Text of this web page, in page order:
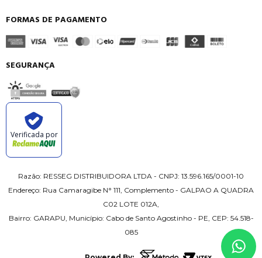
FORMAS DE PAGAMENTO
SEGURANÇA
Verificada por
Razão: RESSEG DISTRIBUIDORA LTDA - CNPJ: 13.596.165/0001-10
Endereço: Rua Camaragibe N° 111, Complemento - GALPAO A QUADRA
C02 LOTE 012A,
Bairro: GARAPU, Município: Cabo de Santo Agostinho - PE, CEP: 54.518-
085